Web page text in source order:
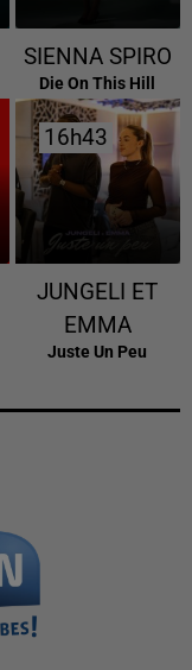
SIENNA SPIRO
Die On This Hill
16h43
16h43
JUNGELI ET
EMMA
Juste Un Peu